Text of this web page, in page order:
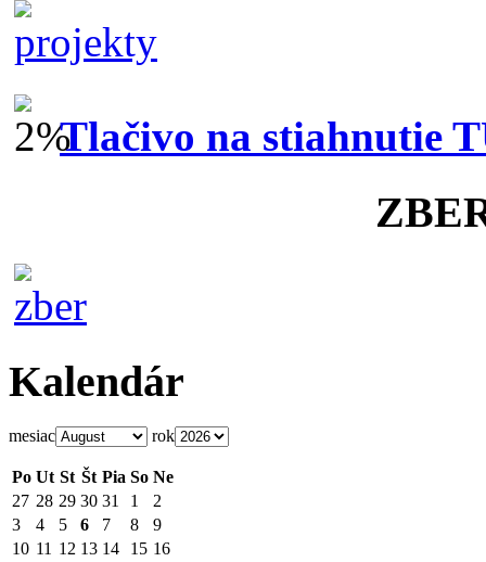
Tlačivo na stiahnutie
Kalendár
mesiac rok
Po Ut St Št Pia So Ne
27 28 29 30 31 1
2
3
4 5 6 7 8
9
10 11 12 13 14 15 16